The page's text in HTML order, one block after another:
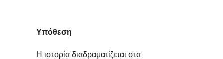
Υπόθεση
Η ιστορία διαδραματίζεται στα